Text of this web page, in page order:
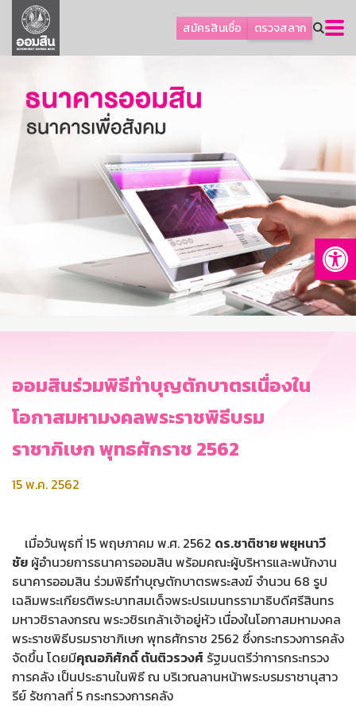
สมัครสินเชื่อ ตรวจสลาก
ลูกค้าธุรกิจ
ลูกค้าผู้ประกอบรายย่อย
ออมเพื่อสุข
เกี่ยวกับธนาคาร
การพัฒนาที่ยั่งยืน
บริการทางการเงิน
ติดต่อเรา
บริการออนไลน์
TH
EN
ออมสินร่วมพิธีทำบุญตักบาตรเนื่องใน
โอกาสมหามงคลพระราชพิธีบรม
ราชาภิเษก พุทธศักราช 2562
15 พ.ค. 2562
เมื่อวันพุธที่ 15 พฤษภาคม พ.ศ. 2562 ดร.ชาติชาย พยุหนาวี
ชัย ผู้อำนวยการธนาคารออมสิน พร้อมคณะผู้บริหารและพนักงาน
ธนาคารออมสิน ร่วมพิธีทำบุญตักบาตรพระสงฆ์ จำนวน 68 รูป
เฉลิมพระเกียรติพระบาทสมเด็จพระปรเมนทรรามาธิบดีศรีสินทร
มหาวชิราลงกรณ พระวชิรเกล้าเจ้าอยู่หัว เนื่องในโอกาสมหามงคล
พระราชพิธีบรมราชาภิเษก พุทธศักราช 2562 ซึ่งกระทรวงการคลัง
จัดขึ้น โดยมีคุณอภิศักดิ์ ตันติวรวงศ์ รัฐมนตรีว่าการกระทรวง
การคลัง เป็นประธานในพิธี ณ บริเวณลานหน้าพระบรมราชานุสาว
รีย์ รัชกาลที่ 5 กระทรวงการคลัง